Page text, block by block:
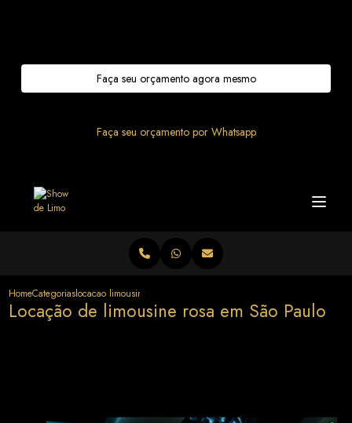
Faça seu orçamento agora mesmo
Faça seu orçamento por Whatsapp
HomeCategoriaslocacao limousine rosa sao paulo
Locação de limousine rosa em São Paulo